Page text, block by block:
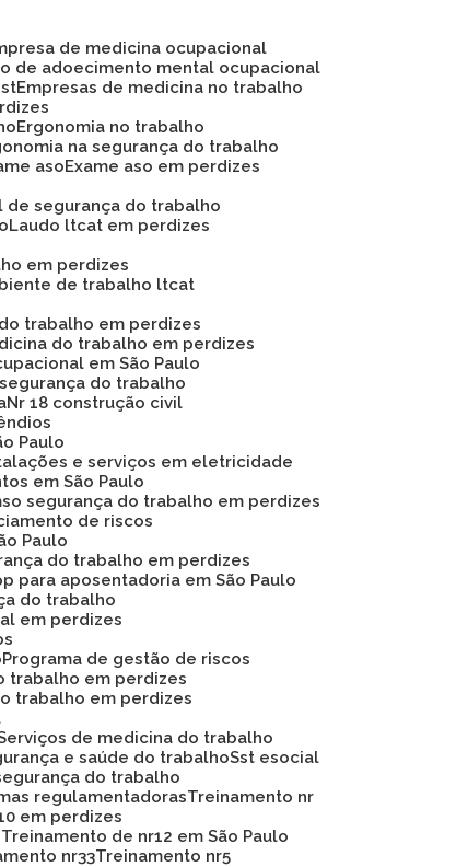
de medicina ocupacional
de adoecimento mental ocupacional
Empresas de medicina no trabalho
Ergonomia no trabalho
na segurança do trabalho
aso Exame aso em perdizes
de segurança do trabalho
Laudo ltcat em perdizes
em perdizes
de trabalho ltcat
trabalho em perdizes
do trabalho em perdizes
em São Paulo
segurança do trabalho
Nr 18 construção civil
Paulo
e serviços em eletricidade
em São Paulo
segurança do trabalho em perdizes
de riscos
Paulo
do trabalho em perdizes
para aposentadoria em São Paulo
do trabalho
em perdizes
Programa de gestão de riscos
trabalho em perdizes
trabalho em perdizes
Serviços de medicina do trabalho
e saúde do trabalho Sst esocial
segurança do trabalho
regulamentadoras
Treinamento nr
em perdizes
Treinamento de nr12 em São Paulo
nr33 Treinamento nr5